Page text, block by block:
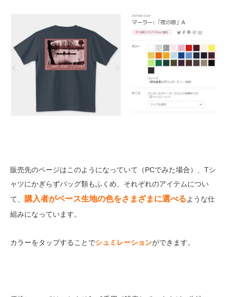
販売先のページはこのようになっていて（PCでみた場合）、Tシ
ャツにかぎらずバッグ類もふくめ、それぞれのアイテムについ
て、 購入者がベース生地の色をさまざまに選べるような仕
組みになっています。
カラーをタップすることでシュミレーションができます。